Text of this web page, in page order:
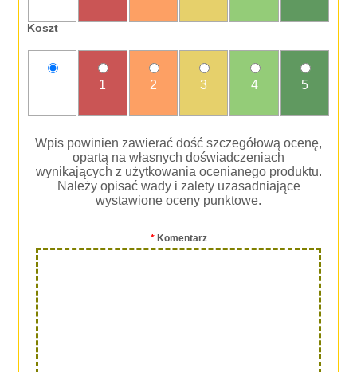
Koszt
1 2 3 4 5
Wpis powinien zawierać dość szczegółową ocenę,
opartą na własnych doświadczeniach
wynikających z użytkowania ocenianego produktu.
Należy opisać wady i zalety uzasadniające
wystawione oceny punktowe.
*Komentarz